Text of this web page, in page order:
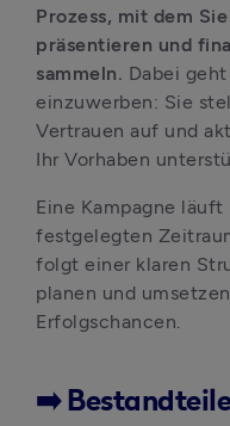
Prozess, mit dem
präsentieren und
sammeln. Dabei
einzuwerben: Sie
Vertrauen auf und
Ihr Vorhaben
Eine Kampagne
festgelegten
folgt einer klaren
planen und
Erfolgschancen.
➡️